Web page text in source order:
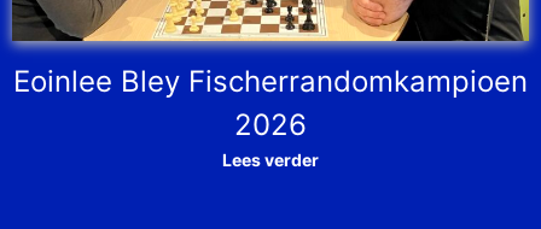
Eoinlee Bley Fischerrandomkampioen
2026
Lees verder